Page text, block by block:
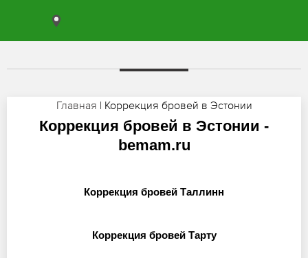
Главная | Коррекция бровей в Эстонии
Коррекция бровей в Эстонии -
bemam.ru
Коррекция бровей Таллинн
Коррекция бровей Тарту